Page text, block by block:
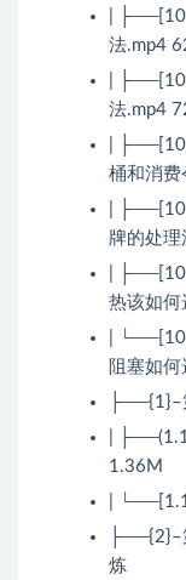
|
法.mp4
|
法.mp4
|
桶和消
|
牌的处
|
热该如
|
阻塞如
├──{1}–
|
1.36M
|
├──{2}–
炼